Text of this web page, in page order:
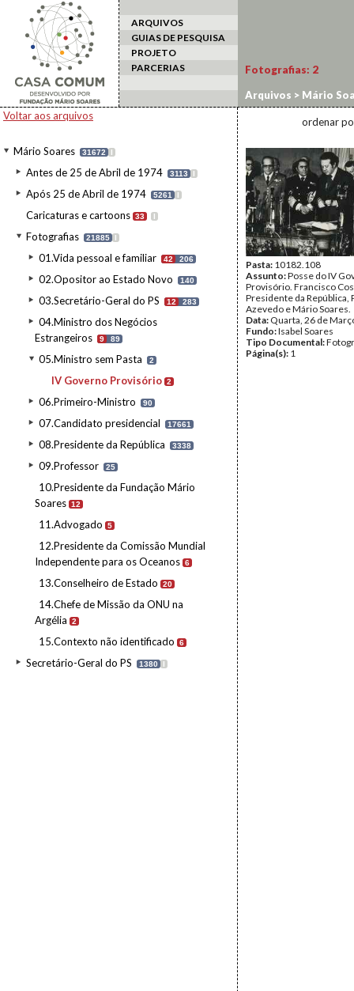
ARQUIVOS
GUIAS DE PESQUISA
PROJETO
PARCERIAS
Voltar aos arquivos
Mário Soares 31672 I
Antes de 25 de Abril de 1974 3113 I
Após 25 de Abril de 1974 5261 I
Caricaturas e cartoons 33 I
Fotografias 21885 I
01.Vida pessoal e familiar 42 206
02.Opositor ao Estado Novo 140
03.Secretário-Geral do PS 12 283
04.Ministro dos Negócios
Estrangeiros
9 89
05.Ministro sem Pasta 2
IV Governo Provisório 2
06.Primeiro-Ministro 90
07.Candidato presidencial 17661
08.Presidente da República 3338
09.Professor 25
10.Presidente da Fundação Mário
Soares 12
11.Advogado 5
12.Presidente da Comissão Mundial
Independente para os Oceanos 6
13.Conselheiro de Estado 20
14.Chefe de Missão da ONU na
Argélia
2
15.Contexto não identificado 6
Secretário-Geral do PS 1380 I
Fotografias: 2
Arquivos > Mário
ordenar
Pasta: 10182.108
Assunto:Posse do IV
Provisório. Francisco
Presidente da República,
Azevedo e Mário Soares.
Data: Quarta, 26 de
Fundo:Isabel Soares
Tipo Documental:
Página(s): 1